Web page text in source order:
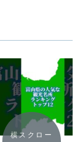
横スクロー